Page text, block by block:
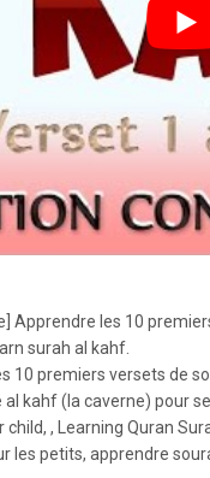
Apprendre les 10
surah al kahf.
10 premiers versets de
kahf (la caverne) pour
, Learning Quran
les petits, apprendre